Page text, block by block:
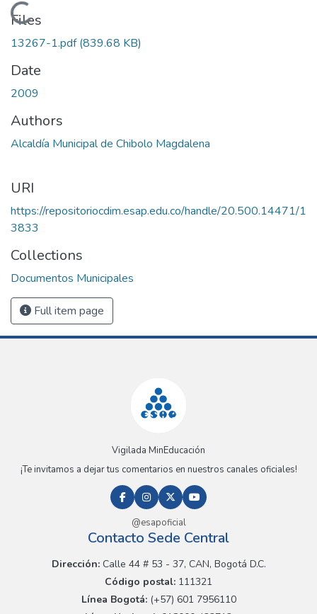
Loading...
Files
13267-1.pdf(839.68 KB)
Date
2009
Authors
Alcaldía Municipal de Chibolo Magdalena
URI
https://repositoriocdim.esap.edu.co/handle/20.500.14471/1
3833
Collections
Documentos Municipales
Full item page
Vigilada MinEducación
¡Te invitamos a dejar tus comentarios en nuestros canales oficiales!
@esapoficial
Contacto Sede Central
Dirección:Calle 44 # 53 - 37, CAN, Bogotá D.C.
Código postal: 111321
Línea Bogotá:(+57) 601 7956110